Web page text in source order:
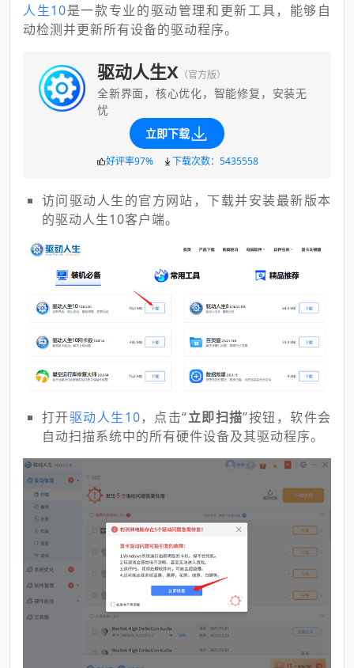
人生10是一款专业的驱动管理和更新工具，能够自
动检测并更新所有设备的驱动程序。
驱动人生X （官方版）
全新界面，核心优化，智能修复，安装无
忧
立即下载
好评率97% 下载次数：5435558
访问驱动人生的官方网站，下载并安装最新版本
的驱动人生10客户端。
打开驱动人生10，点击“立即扫描”按钮，软件会
自动扫描系统中的所有硬件设备及其驱动程序。